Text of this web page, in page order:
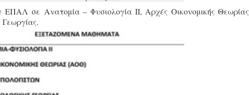
σε Ανατομία – Φυσιολογία ΙΙ, Αρχές Οικονομικής Θεωρίας